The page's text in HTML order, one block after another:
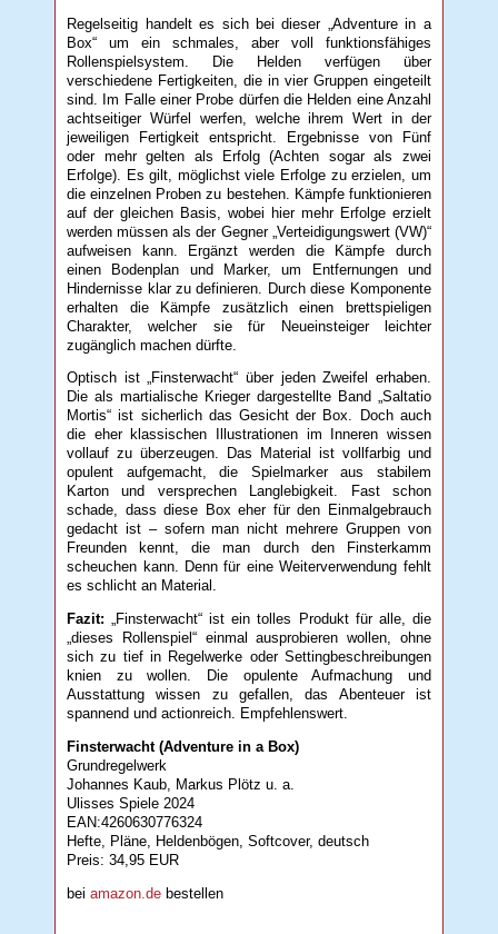
Regelseitig handelt es sich bei dieser „Adventure in a
Box“ um ein schmales, aber voll funktionsfähiges
Rollenspielsystem. Die Helden verfügen über
verschiedene Fertigkeiten, die in vier Gruppen eingeteilt
sind. Im Falle einer Probe dürfen die Helden eine Anzahl
achtseitiger Würfel werfen, welche ihrem Wert in der
jeweiligen Fertigkeit entspricht. Ergebnisse von Fünf
oder mehr gelten als Erfolg (Achten sogar als zwei
Erfolge). Es gilt, möglichst viele Erfolge zu erzielen, um
die einzelnen Proben zu bestehen. Kämpfe funktionieren
auf der gleichen Basis, wobei hier mehr Erfolge erzielt
werden müssen als der Gegner „Verteidigungswert (VW)“
aufweisen kann. Ergänzt werden die Kämpfe durch
einen Bodenplan und Marker, um Entfernungen und
Hindernisse klar zu definieren. Durch diese Komponente
erhalten die Kämpfe zusätzlich einen brettspieligen
Charakter, welcher sie für Neueinsteiger leichter
zugänglich machen dürfte.
Optisch ist „Finsterwacht“ über jeden Zweifel erhaben.
Die als martialische Krieger dargestellte Band „Saltatio
Mortis“ ist sicherlich das Gesicht der Box. Doch auch
die eher klassischen Illustrationen im Inneren wissen
vollauf zu überzeugen. Das Material ist vollfarbig und
opulent aufgemacht, die Spielmarker aus stabilem
Karton und versprechen Langlebigkeit. Fast schon
schade, dass diese Box eher für den Einmalgebrauch
gedacht ist – sofern man nicht mehrere Gruppen von
Freunden kennt, die man durch den Finsterkamm
scheuchen kann. Denn für eine Weiterverwendung fehlt
es schlicht an Material.
Fazit:„Finsterwacht“ ist ein tolles Produkt für alle, die
„dieses Rollenspiel“ einmal ausprobieren wollen, ohne
sich zu tief in Regelwerke oder Settingbeschreibungen
knien zu wollen. Die opulente Aufmachung und
Ausstattung wissen zu gefallen, das Abenteuer ist
spannend und actionreich. Empfehlenswert.
Finsterwacht (Adventure in a Box)
Grundregelwerk
Johannes Kaub, Markus Plötz u. a.
Ulisses Spiele 2024
EAN:4260630776324
Hefte, Pläne, Heldenbögen, Softcover, deutsch
Preis: 34,95 EUR
beiamazon.de bestellen